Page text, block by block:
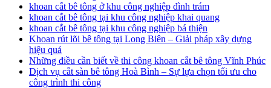
khoan cắt bê tông ở khu công nghiệp đình trám
khoan cắt bê tông tại khu công nghiệp khai quang
khoan cắt bê tông tại khu công nghiệp bá thiện
Khoan rút lõi bê tông tại Long Biên – Giải pháp xây dựng
hiệu quả
Những điều cần biết về thi công khoan cắt bê tông Vĩnh Phúc
Dịch vụ cắt sàn bê tông Hoà Bình – Sự lựa chọn tối ưu cho
công trình thi công